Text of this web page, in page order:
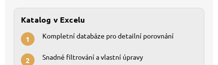
Katalog v Excelu
1 Kompletní databáze pro detailní porovnání
2 Snadné filtrování a vlastní úpravy